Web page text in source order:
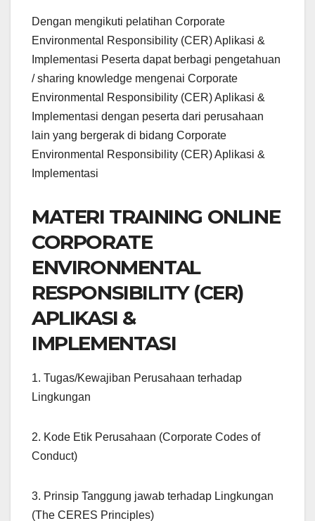
Dengan mengikuti pelatihan Corporate
Environmental Responsibility (CER) Aplikasi &
Implementasi Peserta dapat berbagi pengetahuan
/ sharing knowledge mengenai Corporate
Environmental Responsibility (CER) Aplikasi &
Implementasi dengan peserta dari perusahaan
lain yang bergerak di bidang Corporate
Environmental Responsibility (CER) Aplikasi &
Implementasi
MATERI TRAINING ONLINE
CORPORATE
ENVIRONMENTAL
RESPONSIBILITY (CER)
APLIKASI &
IMPLEMENTASI
1. Tugas/Kewajiban Perusahaan terhadap
Lingkungan
2. Kode Etik Perusahaan (Corporate Codes of
Conduct)
3. Prinsip Tanggung jawab terhadap Lingkungan
(The CERES Principles)